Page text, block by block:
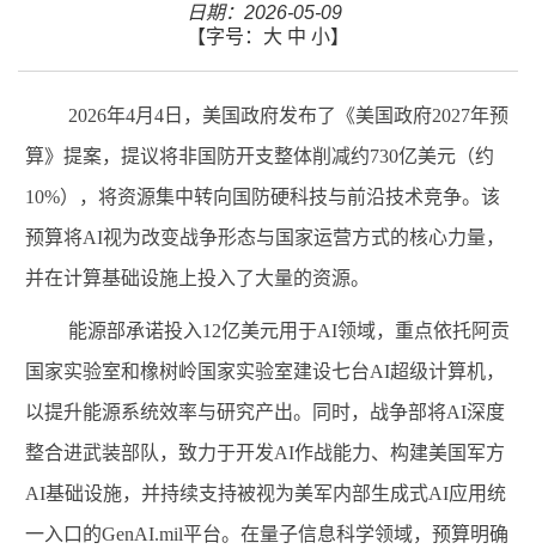
日期：2026-05-09
【字号： 大 中 小】
2026年4月 4 日，美国政府发布了《美国政府2027年预
算》提案，提议将非国防开支整体削减约730亿美元（约
10%），将资源集中转向国防硬科技与前沿技术竞争。该
预算将AI视为改变战争形态与国家运营方式的核心力量，
并在计算基础设施上投入了大量的资源。
能源部承诺投入12亿美元用于AI领域，重点依托阿贡
国家实验室和橡树岭国家实验室建设七台AI超级计算机，
以提升能源系统效率与研究产出。同时，战争部将AI深度
整合进武装部队，致力于开发AI作战能力、构建美国军方
AI基础设施，并持续支持被视为美军内部生成式AI应用统
一入口的GenAI.mil平台。在量子信息科学领域，预算明确